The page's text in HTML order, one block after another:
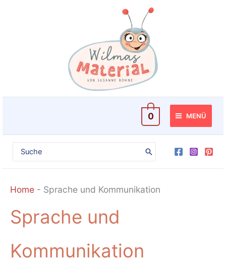
0 MENÜ
Search
for:
Home - Sprache und Kommunikation
Sprache und
Kommunikation